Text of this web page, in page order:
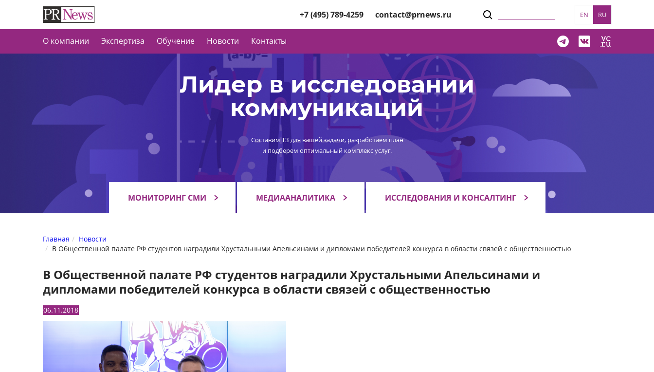
+7 (495) 789-4259 contact@prnews.ru EN RU
О компании Экспертиза Обучение Новости Контакты
Лидер в исследовании
коммуникаций
Составим ТЗ для вашей задачи, разработаем план
и подберем оптимальный комплекс услуг.
МОНИТОРИНГ СМИ МЕДИААНАЛИТИКА ИССЛЕДОВАНИЯ И КОНСАЛТИНГ
Главная
Новости
В Общественной палате РФ студентов наградили Хрустальными Апельсинами и дипломами победителей конкурса в области связей с общественностью
В Общественной палате РФ студентов наградили Хрустальными Апельсинами и
дипломами победителей конкурса в области связей с общественностью
06.11.2018